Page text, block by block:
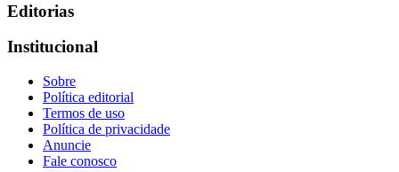
Editorias
Institucional
Sobre
Política editorial
Termos de uso
Política de privacidade
Anuncie
Fale conosco